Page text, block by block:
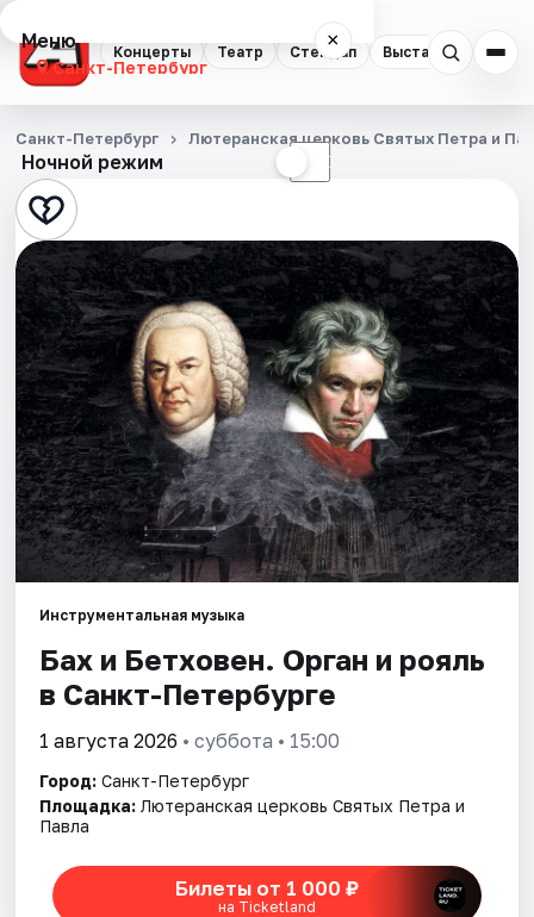
Концерты Театр Стендап Выставки
Меню ×
Санкт-Петербург
Концерты
Театр
Стендап
Выставки
Квесты
Экскурсии
Спорт
События
Площадки
Артисты
Рейтинги
Ночной режим ☾
Санкт-Петербург Лютеранская церковь Святых Петра и
Инструментальная музыка
Бах и Бетховен. Орган и рояль
в Санкт-Петербурге
1 августа 2026 • суббота • 15:00
Город: Санкт-Петербург
Площадка: Лютеранская церковь Святых Петра и
Павла
Билеты от 1 000 ₽
на Ticketland